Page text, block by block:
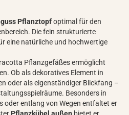
Pflanztopfoptimal für den
Die fein strukturierte
eine natürliche und hochwertige
Pflanzgefäßes ermöglicht
Ob als dekoratives Element in
oder als eigenständiger Blickfang –
Besonders in
oder entlang von Wegen entfaltet er